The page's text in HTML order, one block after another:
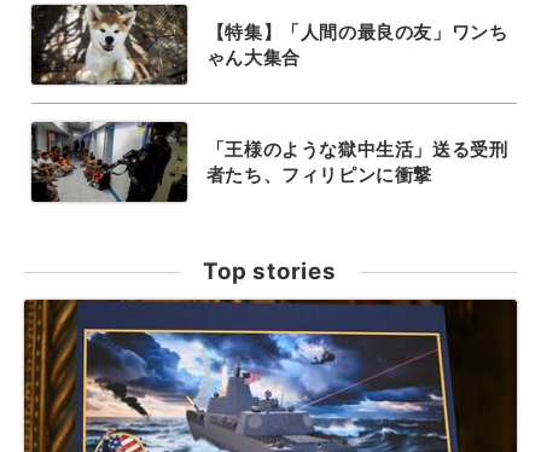
【特集】「人間の最良の友」ワンち
ゃん大集合
「王様のような獄中生活」送る受刑
者たち、フィリピンに衝撃
Top stories